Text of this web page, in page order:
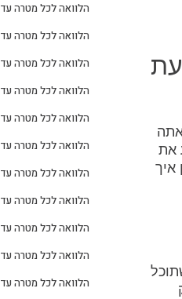
את
איך
הלוואה לכל מטרה עד 40,000 ₪
הלוואה לכל מטרה עד 50,000 ₪
הלוואה לכל מטרה עד 60,000 ₪
הלוואה לכל מטרה עד 70,000 ₪
הלוואה לכל מטרה עד 80,000 ₪
הלוואה לכל מטרה עד 90,000 ₪
הלוואה לכל מטרה עד 100,000 ₪
הלוואה לכל מטרה עד 150,000 ₪
הלוואה לכל מטרה עד 200,000 ₪
הלוואה לכל מטרה עד 250,000 ₪
הלוואה לכל מטרה עד 300,000 ₪